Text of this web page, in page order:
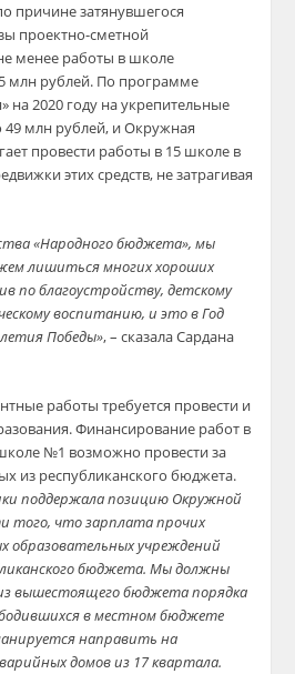
причине затянувшегося
проектно-сметной
менее работы в школе
млн рублей. По программе
на 2020 году на укрепительные
млн рублей, и Окружная
провести работы в 15 школе в
этих средств, не затрагивая
«Народного бюджета», мы
лишиться многих хороших
по благоустройству, детскому
воспитанию, и это в Год
Победы», – сказала Сардана
работы требуется провести и
Финансирование работ в
№1 возможно провести за
из республиканского бюджета.
поддержала позицию Окружной
того, что зарплата прочих
образовательных учреждений
бюджета. Мы должны
вышестоящего бюджета порядка
в местном бюджете
направить на
домов из 17 квартала.